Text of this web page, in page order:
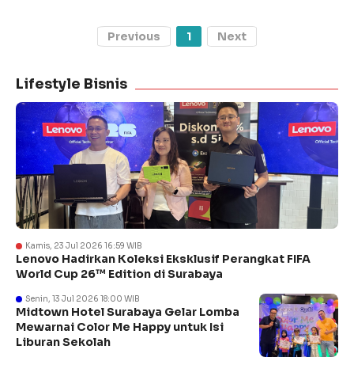
Previous 1 Next
Lifestyle Bisnis
Kamis, 23 Jul 2026 16:59 WIB
Lenovo Hadirkan Koleksi Eksklusif Perangkat FIFA
World Cup 26™ Edition di Surabaya
Senin, 13 Jul 2026 18:00 WIB
Midtown Hotel Surabaya Gelar Lomba
Mewarnai Color Me Happy untuk Isi
Liburan Sekolah